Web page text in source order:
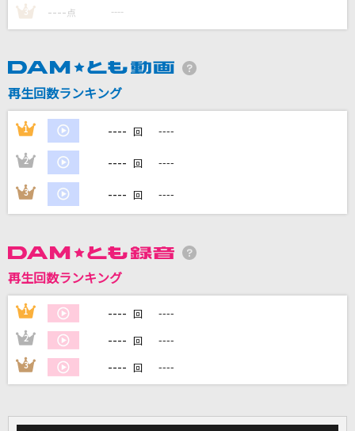
indigo la End
M!LK
カラオケ最新情報をチェック！
DAMに会員登録・ログインして
カラオケをもっと楽しもう！
家族や友達と一緒に！練習にも！
3 ---- 点 ----
再生回数ランキング
1 ---- 回 ----
2 ---- 回 ----
3 ---- 回 ----
再生回数ランキング
1 ---- 回 ----
2 ---- 回 ----
3 ---- 回 ----